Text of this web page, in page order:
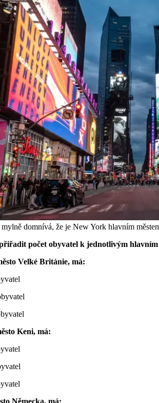
mylně domnívá, že je New York hlavním
počet obyvatel k jednotlivým
Velké Británie, má:
Keni, má:
Německa, má: